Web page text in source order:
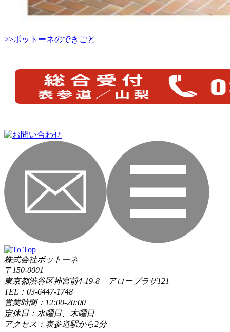
>>ボットーネのできごと
株式会社ボットーネ
〒150-0001
東京都渋谷区神宮前4-19-8 アロープラザ121
TEL：03-6447-1748
営業時間：12:00-20:00
定休日：水曜日、木曜日
アクセス：表参道駅から2分